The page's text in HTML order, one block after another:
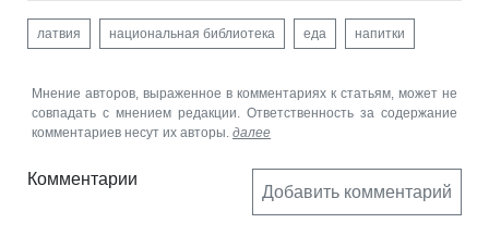
латвия национальная библиотека еда напитки
Мнение авторов, выраженное в комментариях к статьям, может не
совпадать с мнением редакции. Ответственность за содержание
комментариев несут их авторы. далее
Комментарии
Добавить комментарий